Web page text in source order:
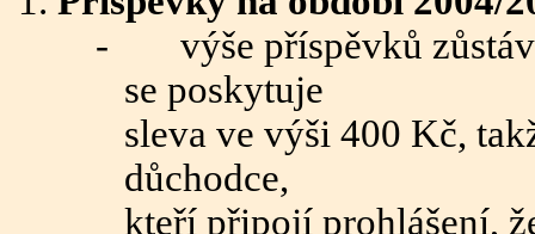
-
výše příspěvků
se poskytuje
sleva ve výši 400 Kč,
důchodce,
kteří připojí prohlášení,